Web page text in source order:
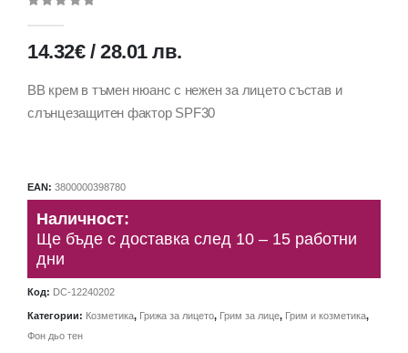
14.32€ /28.01лв.
BB крем в тъмен нюанс с нежен за лицето състав и
слънцезащитен фактор SPF30
EAN: 3800000398780
Наличност:
Ще бъде с доставка след 10 – 15 работни
дни
Код: DC-12240202
Категории: Козметика, Грижа за лицето, Грим за лице, Грим и козметика,
Фон дьо тен